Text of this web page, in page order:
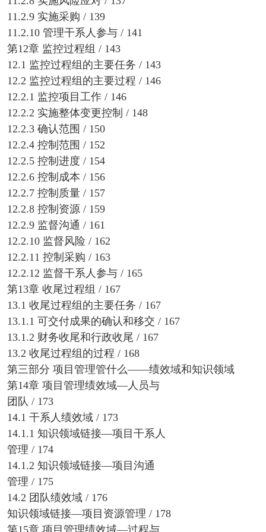
11.2.9 实施采购 / 139
11.2.10 管理干系人参与 / 141
第12章 监控过程组 / 143
12.1 监控过程组的主要任务 / 143
12.2 监控过程组的主要过程 / 146
12.2.1 监控项目工作 / 146
12.2.2 实施整体变更控制 / 148
12.2.3 确认范围 / 150
12.2.4 控制范围 / 152
12.2.5 控制进度 / 154
12.2.6 控制成本 / 156
12.2.7 控制质量 / 157
12.2.8 控制资源 / 159
12.2.9 监督沟通 / 161
12.2.10 监督风险 / 162
12.2.11 控制采购 / 163
12.2.12 监督干系人参与 / 165
第13章 收尾过程组 / 167
13.1 收尾过程组的主要任务 / 167
13.1.1 可交付成果的确认和移交 / 167
13.1.2 财务收尾和行政收尾 / 167
13.2 收尾过程组的过程 / 168
第三部分 项目管理管什么——绩效域和知识领域
第14章 项目管理绩效域—人员与
团队 / 173
14.1 干系人绩效域 / 173
14.1.1 知识领域链接—项目干系人
管理 / 174
14.1.2 知识领域链接—项目沟通
管理 / 175
14.2 团队绩效域 / 176
知识领域链接—项目资源管理 / 178